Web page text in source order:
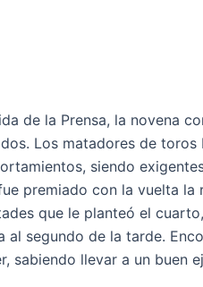
de la Prensa, la novena
Los matadores de
siendo
premiado con la vuelta
que le planteó el
segundo de la tarde.
llevar a un buen